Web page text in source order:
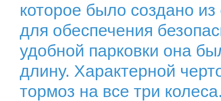
которое было создано
для обеспечения
удобной парковки она
длину. Характерной
тормоз на все три